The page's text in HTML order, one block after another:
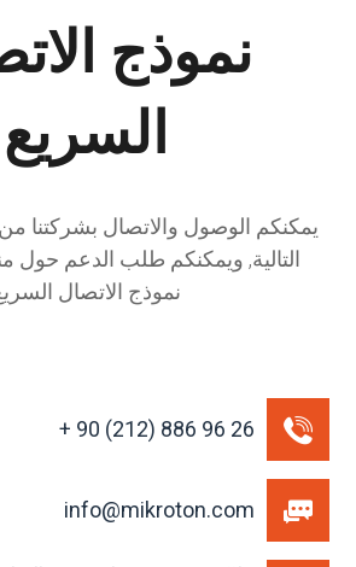
نموذج
السريع
يمكنكم الوصول والاتصال بشركتنا
التالية, ويمكنكم طلب الدعم حول
نموذج الاتصال
26 96 886 (212) 90 +
info@mikroton.com